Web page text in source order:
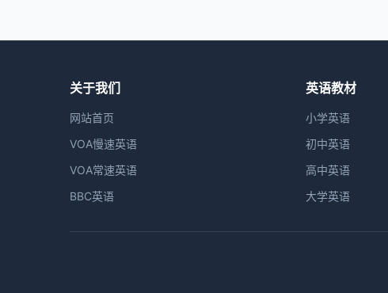
关于我们
网站首页
VOA慢速英语
VOA常速英语
BBC英语
英语教材
小学英语
初中英语
高中英语
大学英语